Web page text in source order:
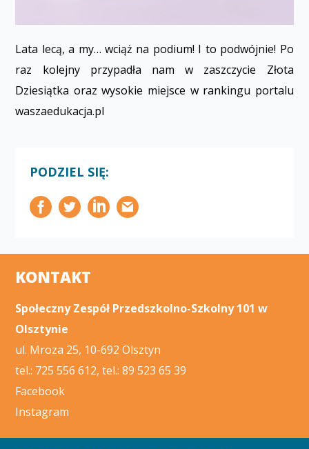
Lata lecą, a my… wciąż na podium! I to podwójnie! Po
raz kolejny przypadła nam w zaszczycie Złota
Dziesiątka oraz wysokie miejsce w rankingu portalu
waszaedukacja.pl
PODZIEL SIĘ:
KONTAKT
Społeczny Zespół Przedszkolno-Szkolny 101 w
Olsztynie
ul. Mroza 25, 10-692 Olsztyn
tel.: 725 556 612, tel.: 89 523 65 39
Facebook
Instagram